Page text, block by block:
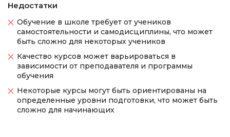
Недостатки
Обучение в школе требует от учеников
самостоятельности и самодисциплины, что может
быть сложно для некоторых учеников
Качество курсов может варьироваться в
зависимости от преподавателя и программы
обучения
Некоторые курсы могут быть ориентированы на
определенные уровни подготовки, что может быть
сложно для начинающих